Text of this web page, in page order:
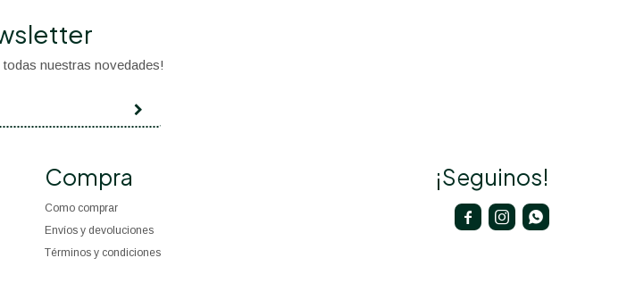
Compra
Como comprar
Envíos y devoluciones
Términos y condiciones
nuestras novedades!
¡Seguinos!
  